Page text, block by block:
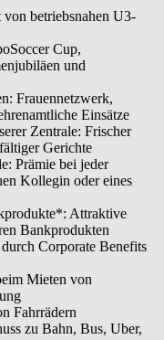
betriebsnahen U3-
Cup,
und
Frauennetzwerk,
Einsätze
Zentrale: Frischer
Gerichte
Prämie bei jeder
Kollegin oder eines
Attraktive
Bankprodukten
Corporate Benefits
Mieten von
Fahrrädern
zu Bahn, Bus, Uber,